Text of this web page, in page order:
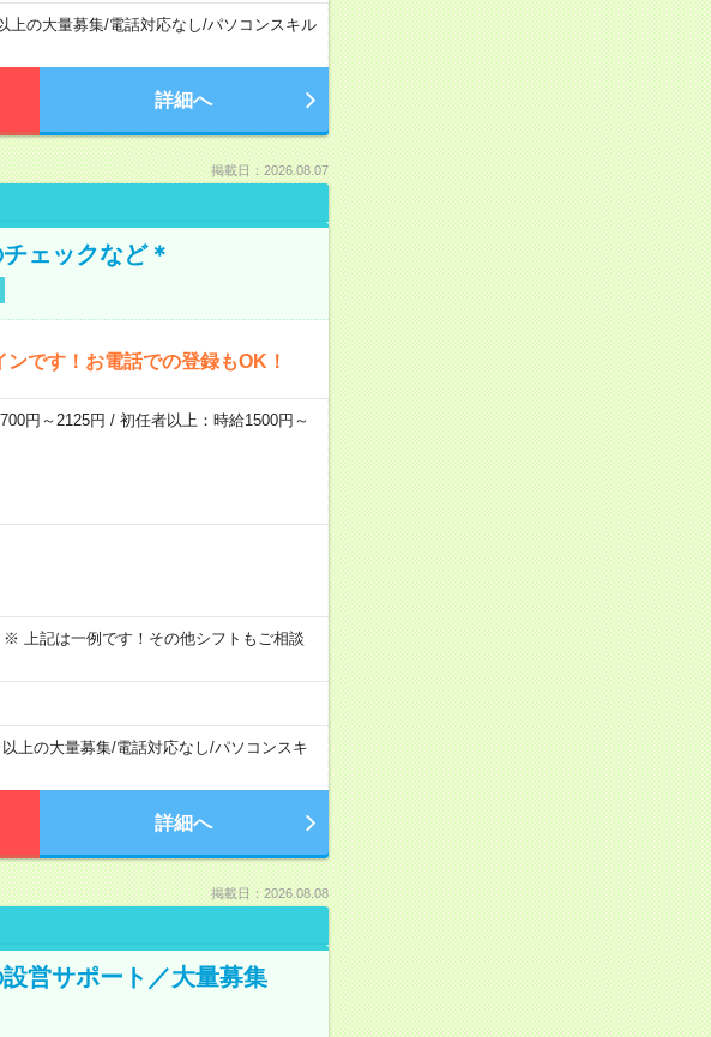
上の大量募集/電話対応なし/パソコンスキル
詳細へ
掲載日：2026.08.07
ェックなど＊
です！お電話での登録もOK！
円～2125円 / 初任者以上：時給1500円～
※ 上記は一例です！その他シフトもご相談
上の大量募集/電話対応なし/パソコンスキ
詳細へ
掲載日：2026.08.08
営サポート／大量募集